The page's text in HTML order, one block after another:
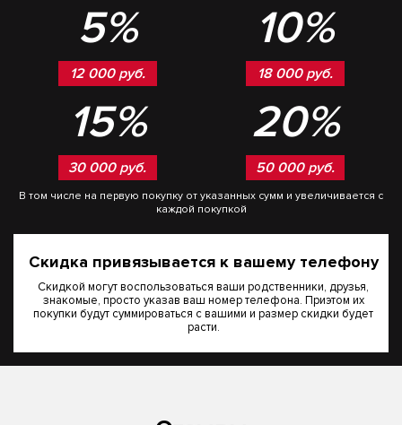
5%
12 000 руб.
10%
18 000 руб.
15%
30 000 руб.
20%
50 000 руб.
В том числе на первую покупку от указанных сумм и увеличивается с
каждой покупкой
Скидка привязывается к вашему телефону
Скидкой могут воспользоваться ваши родственники, друзья,
знакомые, просто указав ваш номер телефона. Приэтом их
покупки будут суммироваться с вашими и размер скидки будет
расти.